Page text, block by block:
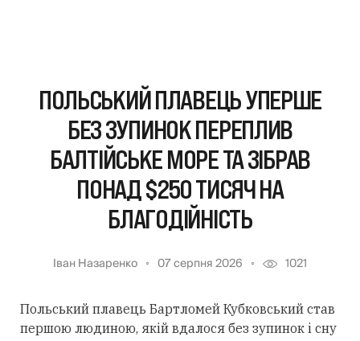
ПОЛЬСЬКИЙ ПЛАВЕЦЬ УПЕРШЕ
БЕЗ ЗУПИНОК ПЕРЕПЛИВ
БАЛТІЙСЬКЕ МОРЕ ТА ЗІБРАВ
ПОНАД $250 ТИСЯЧ НА
БЛАГОДІЙНІСТЬ
Іван Назаренко 07 серпня 2026 1021
Польський плавець Бартломей Кубковський став
першою людиною, якій вдалося без зупинок і сну